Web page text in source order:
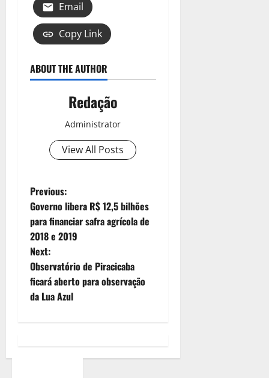
Email
Copy Link
ABOUT THE AUTHOR
Redação
Administrator
View All Posts
Previous:
Governo libera R$ 12,5 bilhões
para financiar safra agrícola de
2018 e 2019
Next:
Observatório de Piracicaba
ficará aberto para observação
da Lua Azul